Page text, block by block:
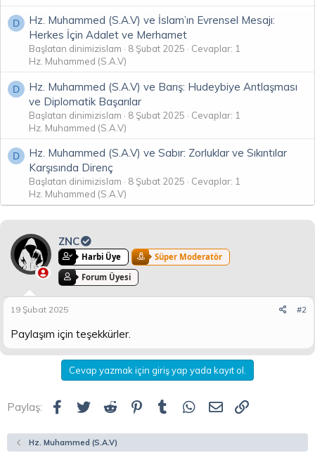
D
Hz. Muhammed (S.A.V) ve İslam’ın Evrensel Mesajı:
Herkes İçin Adalet ve Merhamet
Başlatan dinimizislam 8 Şubat 2025
Cevaplar: 1
Hz. Muhammed (S.A.V)
D
Hz. Muhammed (S.A.V) ve Barış: Hudeybiye Antlaşması
ve Diplomatik Başarılar
Başlatan dinimizislam 8 Şubat 2025
Cevaplar: 1
Hz. Muhammed (S.A.V)
D
Hz. Muhammed (S.A.V) ve Sabır: Zorluklar ve Sıkıntılar
Karşısında Direnç
Başlatan dinimizislam 8 Şubat 2025
Cevaplar: 1
Hz. Muhammed (S.A.V)
ZNC
Harbi Üye
Süper Moderatör
Forum Üyesi
19 Şubat 2025 #2
Paylaşım için teşekkürler.
Cevap yazmak için giriş yap yada kayıt ol.
Paylaş: Facebook
Twitter Reddit Pinterest
Tumblr WhatsApp
E-posta
Hz. Muhammed (S.A.V)